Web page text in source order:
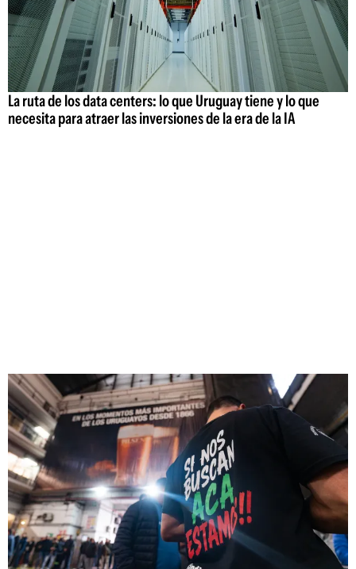
La ruta de los data centers: lo que Uruguay tiene y lo que
necesita para atraer las inversiones de la era de la IA